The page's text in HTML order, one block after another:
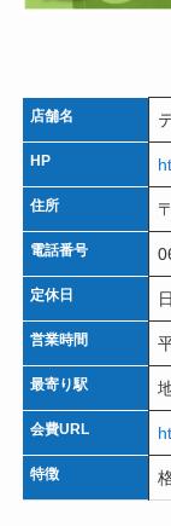
店舗名
HP
住所
電話番号
定休日
営業時間
最寄り駅
会費URL
特徴